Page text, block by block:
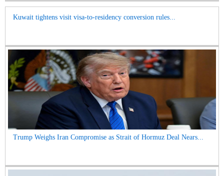
Kuwait tightens visit visa-to-residency conversion rules...
Trump Weighs Iran Compromise as Strait of Hormuz Deal Nears...